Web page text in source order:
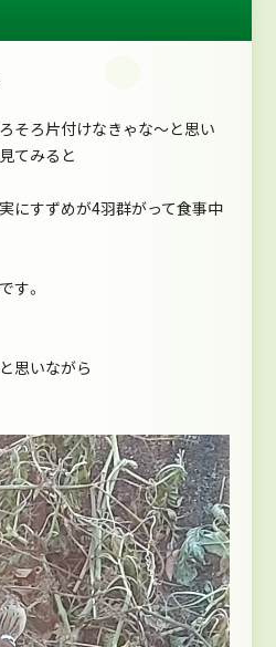
そろ片付けなきゃな～と思い
てみると
にすずめが4羽群がって食事中
す。
思いながら